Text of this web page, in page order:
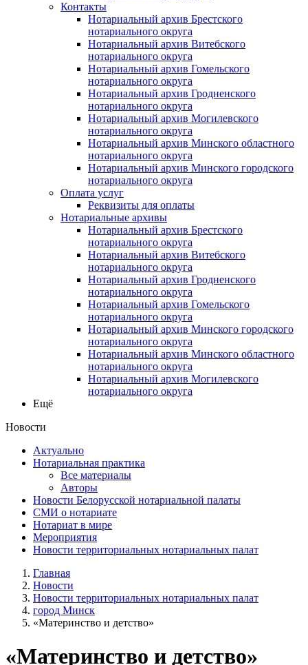
Контакты
Нотариальный архив Брестского
нотариального округа
Нотариальный архив Витебского
нотариального округа
Нотариальный архив Гомельского
нотариального округа
Нотариальный архив Гродненского
нотариального округа
Нотариальный архив Могилевского
нотариального округа
Нотариальный архив Минского областного
нотариального округа
Нотариальный архив Минского городского
нотариального округа
Оплата услуг
Реквизиты для оплаты
Нотариальные архивы
Нотариальный архив Брестского
нотариального округа
Нотариальный архив Витебского
нотариального округа
Нотариальный архив Гродненского
нотариального округа
Нотариальный архив Гомельского
нотариального округа
Нотариальный архив Минского городского
нотариального округа
Нотариальный архив Минского областного
нотариального округа
Нотариальный архив Могилевского
нотариального округа
Ещё
Новости
Актуально
Нотариальная практика
Все материалы
Авторы
Новости Белорусской нотариальной палаты
СМИ о нотариате
Нотариат в мире
Мероприятия
Новости территориальных нотариальных палат
Главная
Новости
Новости территориальных нотариальных палат
город Минск
«Материнство и детство»
«Материнство и детство»